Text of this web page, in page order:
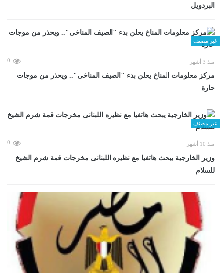
البردويل
غير مصنف
منذ 3 أشهر 0
مركز معلومات المناخ يعلن بدء "الصيف المناخى".. ويحذر من موجات
حارة
غير مصنف
منذ 10 أشهر 0
وزير الخارجية يبحث هاتفيا مع نظيره اللبنانى مخرجات قمة شرم الشيخ
للسلام